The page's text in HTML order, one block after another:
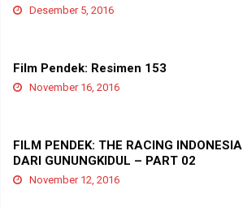
Desember 5, 2016
Film Pendek: Resimen 153
November 16, 2016
FILM PENDEK: THE RACING INDONESIA
DARI GUNUNGKIDUL – PART 02
November 12, 2016